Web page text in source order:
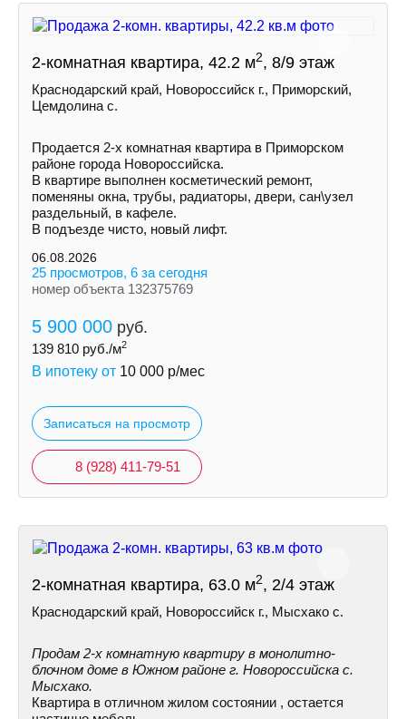
2-комнатная квартира, 42.2 м2, 8/9 этаж
Краснодарский край, Новороссийск г., Приморский,
Цемдолина с.
Продается 2-х комнатная квартира в Приморском
районе города Новороссийска.
В квартире выполнен косметический ремонт,
поменяны окна, трубы, радиаторы, двери, сан\узел
раздельный, в кафеле.
В подъезде чисто, новый лифт.
06.08.2026
25 просмотров, 6 за сегодня
номер объекта 132375769
5 900 000 руб.
139 810 руб./м2
В ипотеку от 10 000 р/мес
Записаться на просмотр
8 (928) 411-79-51
2-комнатная квартира, 63.0 м2, 2/4 этаж
Краснодарский край, Новороссийск г., Мысхако с.
Продам 2-х комнатную квартиру в монолитно-
блочном доме в Южном районе г. Новороссийска с.
Мысхако.
Квартира в отличном жилом состоянии , остается